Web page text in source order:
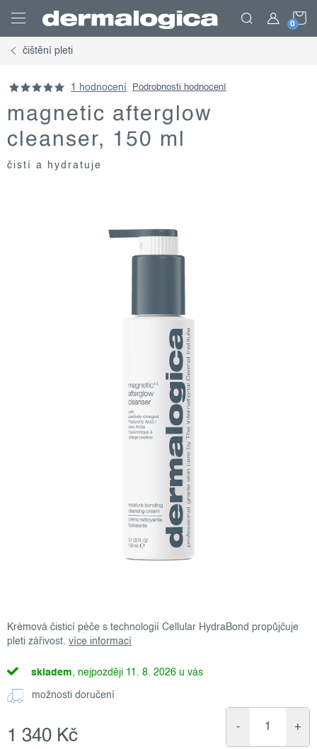
obsah
čištění pleti
1 hodnocení Podrobnosti hodnocení
magnetic afterglow
cleanser, 150 ml
čistí a hydratuje
Krémová čisticí péče s technologií Cellular HydraBond propůjčuje
pleti zářivost. více informací
skladem 11. 8. 2026
možnosti doručení
1 340 Kč